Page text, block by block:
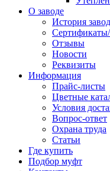
О заводе
История
Отзывы
Новости
Реквизиты
Информация
Прайс-листы
Цветные
Условия
Вопрос-ответ
Охрана труда
Статьи
Где купить
Подбор муфт